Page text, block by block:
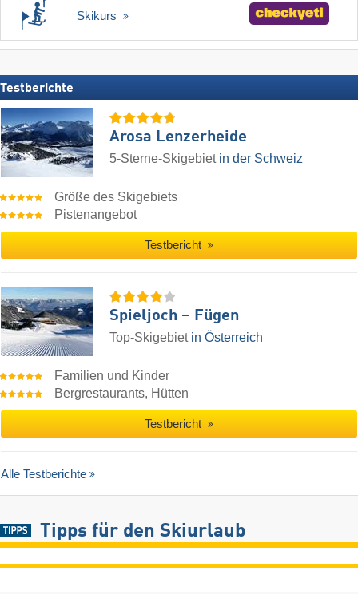
Skikurs
Testberichte
Arosa Lenzerheide
5-Sterne-Skigebiet in der Schweiz
Größe des Skigebiets
Pistenangebot
Testbericht
Spieljoch – Fügen
Top-Skigebiet in Österreich
Familien und Kinder
Bergrestaurants, Hütten
Testbericht
Alle Testberichte
Tipps für den Skiurlaub